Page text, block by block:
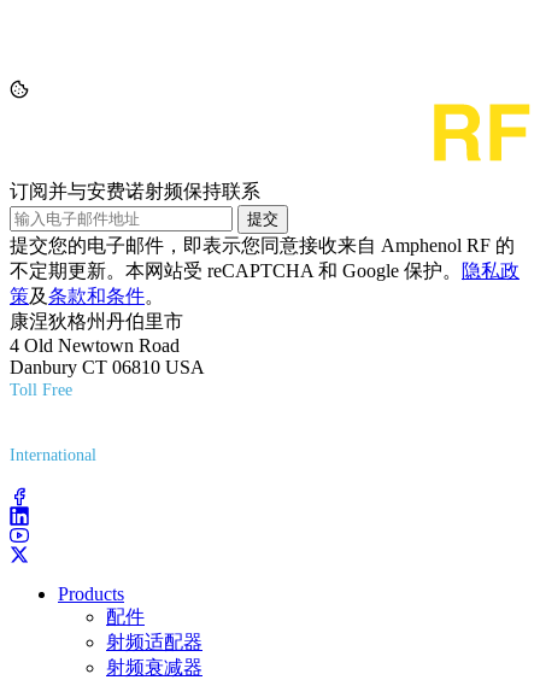
订阅并与安费诺射频保持联系
提交
提交您的电子邮件，即表示您同意接收来自 Amphenol RF 的
不定期更新。本网站受 reCAPTCHA 和 Google 保护。
隐私政
策及条款和条件。
康涅狄格州丹伯里市
4 Old Newtown Road
Danbury CT 06810 USA
Toll Free
International
Products
配件
射频适配器
射频衰减器